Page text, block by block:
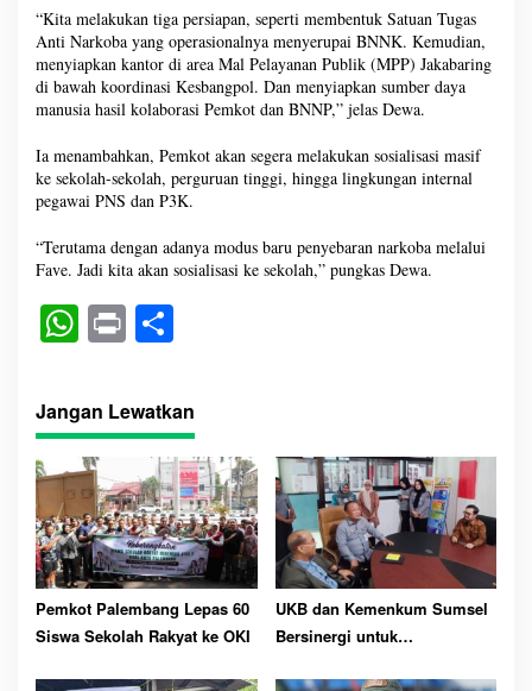
“Kita melakukan tiga persiapan, seperti membentuk Satuan Tugas
Anti Narkoba yang operasionalnya menyerupai BNNK. Kemudian,
menyiapkan kantor di area Mal Pelayanan Publik (MPP) Jakabaring
di bawah koordinasi Kesbangpol. Dan menyiapkan sumber daya
manusia hasil kolaborasi Pemkot dan BNNP,” jelas Dewa.
Ia menambahkan, Pemkot akan segera melakukan sosialisasi masif
ke sekolah-sekolah, perguruan tinggi, hingga lingkungan internal
pegawai PNS dan P3K.
“Terutama dengan adanya modus baru penyebaran narkoba melalui
Fave. Jadi kita akan sosialisasi ke sekolah,” pungkas Dewa.
W
ts
A
pp
Pr
t re
Jangan Lewatkan
Pemkot Palembang Lepas 60
Siswa Sekolah Rakyat ke OKI
UKB dan Kemenkum Sumsel
Bersinergi untuk